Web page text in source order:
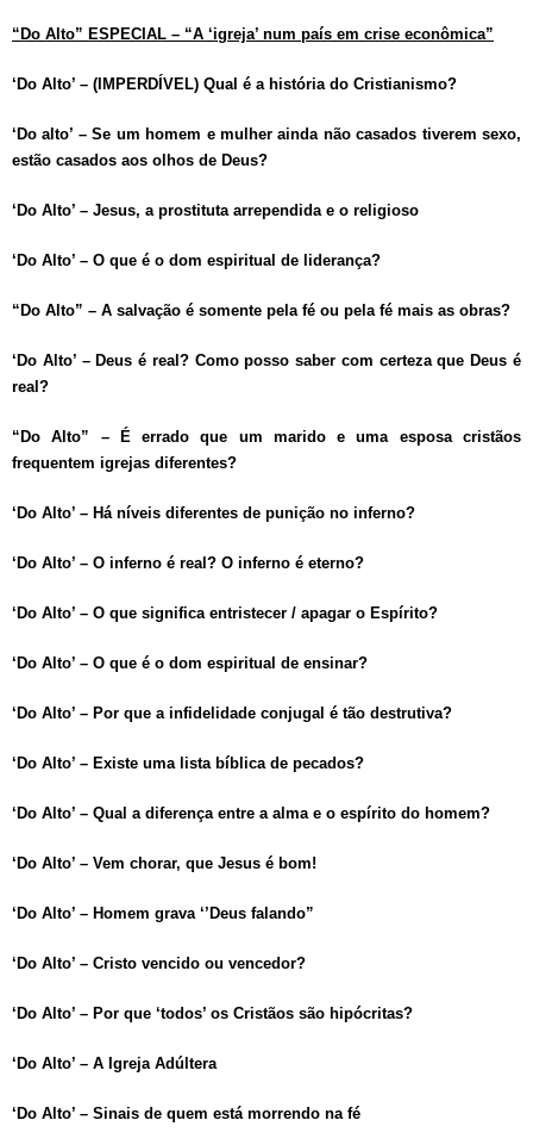
“Do Alto” ESPECIAL – “A ‘igreja’ num país em crise econômica”
‘Do Alto’ – (IMPERDÍVEL) Qual é a história do Cristianismo?
‘Do alto’ – Se um homem e mulher ainda não casados tiverem sexo,
estão casados aos olhos de Deus?
‘Do Alto’ – Jesus, a prostituta arrependida e o religioso
‘Do Alto’ – O que é o dom espiritual de liderança?
“Do Alto” – A salvação é somente pela fé ou pela fé mais as obras?
‘Do Alto’ – Deus é real? Como posso saber com certeza que Deus é
real?
“Do Alto” – É errado que um marido e uma esposa cristãos
frequentem igrejas diferentes?
‘Do Alto’ – Há níveis diferentes de punição no inferno?
‘Do Alto’ – O inferno é real? O inferno é eterno?
‘Do Alto’ – O que significa entristecer / apagar o Espírito?
‘Do Alto’ – O que é o dom espiritual de ensinar?
‘Do Alto’ – Por que a infidelidade conjugal é tão destrutiva?
‘Do Alto’ – Existe uma lista bíblica de pecados?
‘Do Alto’ – Qual a diferença entre a alma e o espírito do homem?
‘Do Alto’ – Vem chorar, que Jesus é bom!
‘Do Alto’ – Homem grava ‘’Deus falando”
‘Do Alto’ – Cristo vencido ou vencedor?
‘Do Alto’ – Por que ‘todos’ os Cristãos são hipócritas?
‘Do Alto’ – A Igreja Adúltera
‘Do Alto’ – Sinais de quem está morrendo na fé